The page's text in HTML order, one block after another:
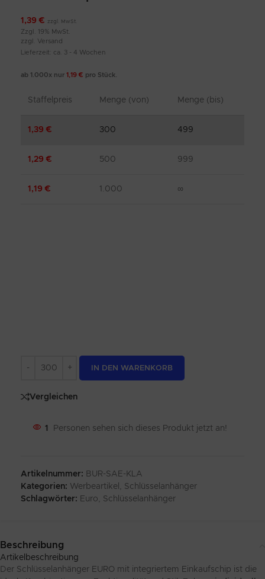
1,39 € zzgl. MwSt.
Zzgl. 19% MwSt.
zzgl. Versand
Lieferzeit: ca. 3 - 4 Wochen
ab 1.000x nur 1,19 € pro Stück.
Staffelpreis Menge (von) Menge (bis)
1,39 € 300 499
1,29 € 500 999
1,19 € 1.000 ∞
IN DEN WARENKORB
Vergleichen
1 Personen sehen sich dieses Produkt jetzt an!
Artikelnummer: BUR-SAE-KLA
Kategorien: Werbeartikel , Schlüsselanhänger
Schlagwörter: Euro, Schlüsselanhänger
Beschreibung
Artikelbeschreibung
Der Schlüsselanhänger EURO mit integriertem Einkaufschip ist die